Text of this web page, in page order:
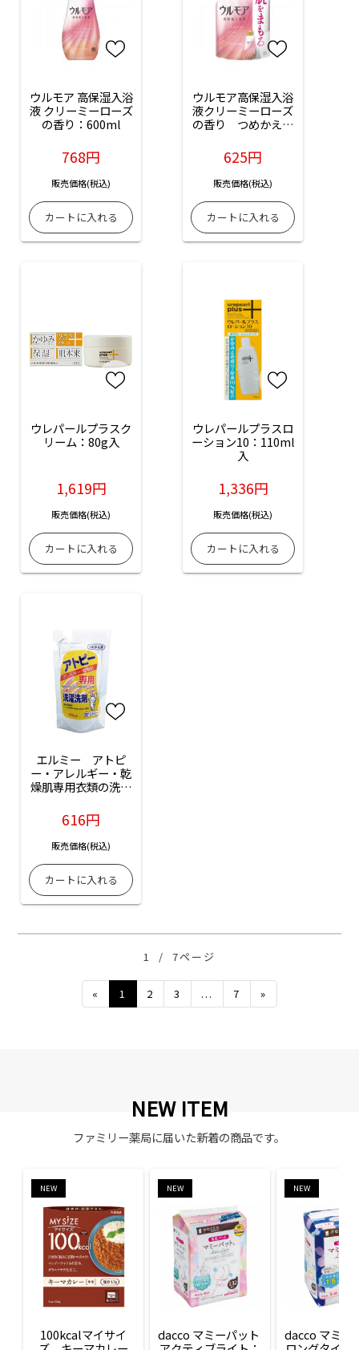
ウルモア 高保湿入浴
液 クリーミーローズ
の香り：600ml
768円
販売価格(税込)
ウルモア高保湿入浴
液クリーミーローズ
の香り　つめかえ：
625円
販売価格(税込)
ウレパールプラスク
リーム：80g入
1,619円
販売価格(税込)
ウレパールプラスロ
ーション10：110ml
入
1,336円
販売価格(税込)
エルミー　アトピ
ー・アレルギー・乾
燥肌専用衣類の洗濯
800mL入
616円
販売価格(税込)
1 / 7ページ
« Previous
1 2 3 ... 7 »
NEW ITEM
ファミリー薬局に届いた新着の商品です。
NEW
100kcalマイサイ
NEW
dacco マミーパット
NEW
dacco マミー